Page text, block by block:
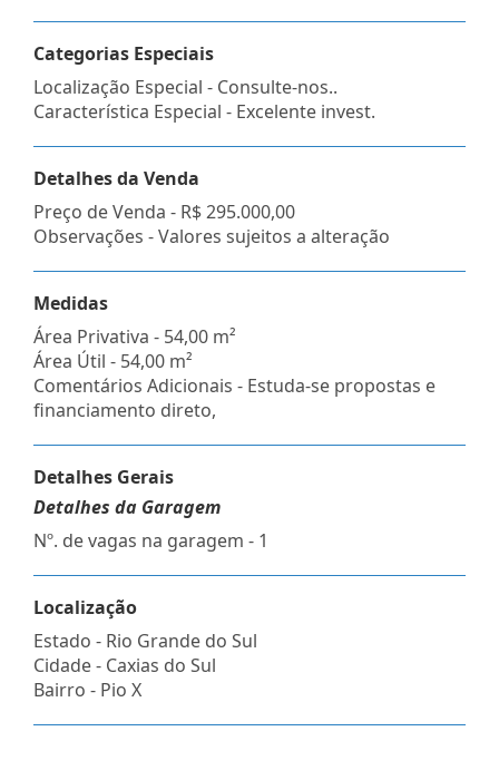
Categorias Especiais
Localização Especial - Consulte-nos..
Característica Especial - Excelente invest.
Detalhes da Venda
Preço de Venda - R$ 295.000,00
Observações - Valores sujeitos a alteração
Medidas
Área Privativa - 54,00 m²
Área Útil - 54,00 m²
Comentários Adicionais - Estuda-se propostas e
financiamento direto,
Detalhes Gerais
Detalhes da Garagem
Nº. de vagas na garagem - 1
Localização
Estado - Rio Grande do Sul
Cidade - Caxias do Sul
Bairro - Pio X